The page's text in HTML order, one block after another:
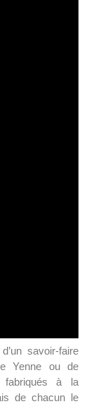
savoir-faire
Yenne ou de
fabriqués à la
de chacun le